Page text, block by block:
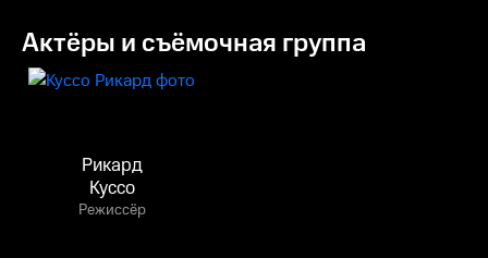
Актёры и съёмочная группа
Рикард
Куссо
Режиссёр